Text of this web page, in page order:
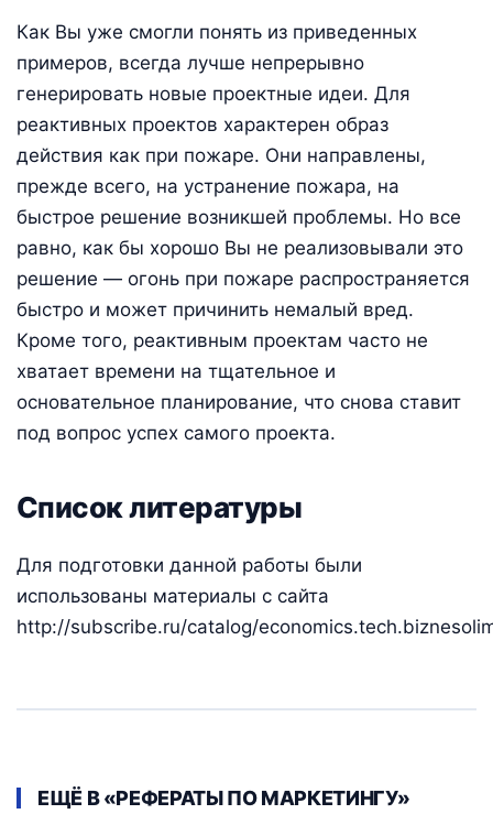
Как Вы уже смогли понять из приведенных
примеров, всегда лучше непрерывно
генерировать новые проектные идеи. Для
реактивных проектов характерен образ
действия как при пожаре. Они направлены,
прежде всего, на устранение пожара, на
быстрое решение возникшей проблемы. Но все
равно, как бы хорошо Вы не реализовывали это
решение — огонь при пожаре распространяется
быстро и может причинить немалый вред.
Кроме того, реактивным проектам часто не
хватает времени на тщательное и
основательное планирование, что снова ставит
под вопрос успех самого проекта.
Список литературы
Для подготовки данной работы были
использованы материалы с сайта
http://subscribe.ru/catalog/
ЕЩЁ В «РЕФЕРАТЫ ПО МАРКЕТИНГУ»